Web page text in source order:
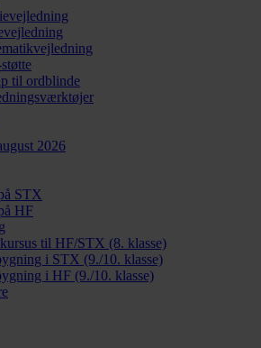
til ordblinde
2026
STX
HF
til HF/STX (8. klasse)
i STX (9./10. klasse)
i HF (9./10. klasse)